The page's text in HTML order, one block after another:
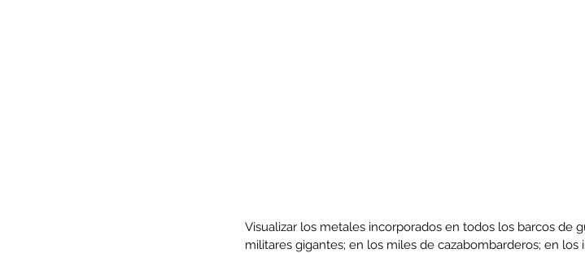
Visualizar los metales incorporados en todos los barcos de
militares gigantes; en los miles de cazabombarderos; en